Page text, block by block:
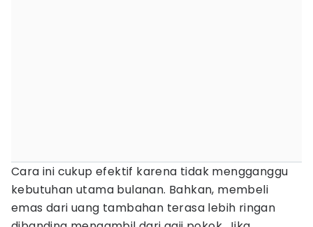
Cara ini cukup efektif karena tidak mengganggu
kebutuhan utama bulanan. Bahkan, membeli
emas dari uang tambahan terasa lebih ringan